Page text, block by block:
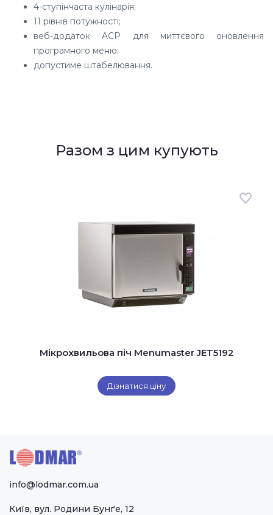
4-ступінчаста кулінарія;
11 рівнів потужності;
веб-додаток ACP для миттєвого оновлення
програмного меню;
допустиме штабелювання.
Разом з цим купують
Мікрохвильова піч Menumaster JET5192
Дізнатися ціну
info@lodmar.com.ua
Київ, вул. Родини Бунґе, 12